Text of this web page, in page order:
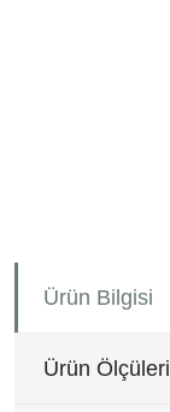
Ürün Bilgisi
Ürün Ölçüleri